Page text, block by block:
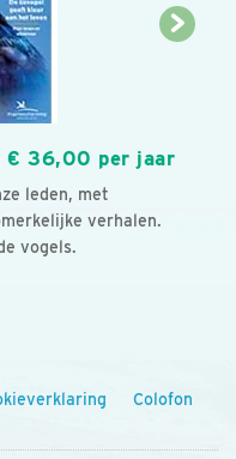
€ 36,00 per jaar
leden, met
verhalen.
vogels.
Colofon